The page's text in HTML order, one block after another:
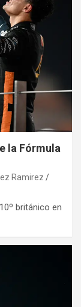
la Fórmula
Ramirez
británico en